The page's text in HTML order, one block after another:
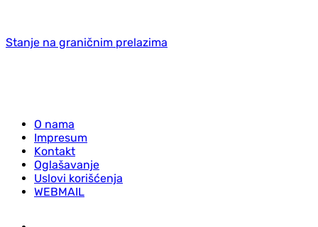
Stanje na graničnim prelazima
O nama
Impresum
Kontakt
Oglašavanje
Uslovi korišćenja
WEBMAIL